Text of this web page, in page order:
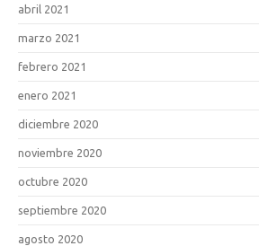
abril 2021
marzo 2021
febrero 2021
enero 2021
diciembre 2020
noviembre 2020
octubre 2020
septiembre 2020
agosto 2020